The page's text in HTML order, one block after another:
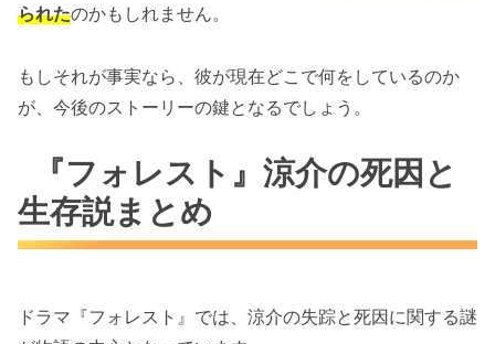
られたのかもしれません。
もしそれが事実なら、彼が現在どこで何をしているのか
が、今後のストーリーの鍵となるでしょう。
『フォレスト』涼介の死因と
生存説まとめ
ドラマ『フォレスト』では、涼介の失踪と死因に関する謎